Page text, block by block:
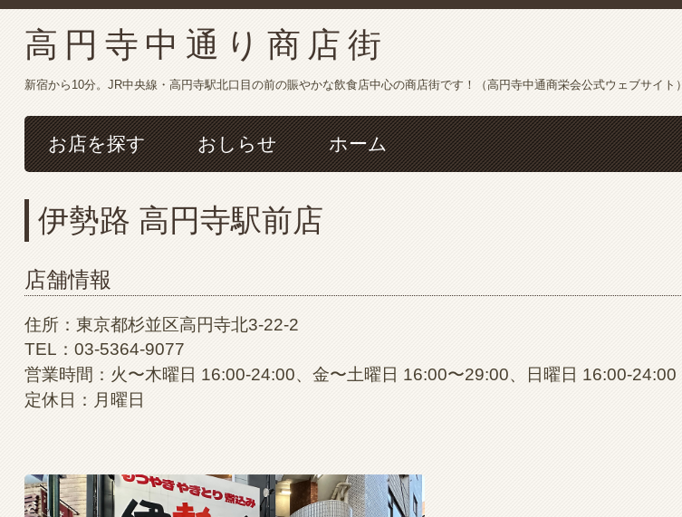
高円寺中通り商店街
新宿から10分。JR中央線・高円寺駅北口目の前の賑やかな飲食店中心の商店街です！（高円寺中通商栄会公式ウェブサイト）
お店を探す おしらせ ホーム
伊勢路 高円寺駅前店
店舗情報
住所：東京都杉並区高円寺北3-22-2
TEL：03-5364-9077
営業時間：火〜木曜日 16:00-24:00、金〜土曜日 16:00〜29:00、日曜日 16:00-24:00
定休日：月曜日